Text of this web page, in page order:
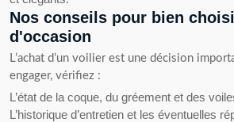
Nos conseils pour bien
d'occasion
L’achat d’un voilier est une décision
engager, vérifiez :
L’état de la coque, du gréement et des
L’historique d’entretien et les éventuelles